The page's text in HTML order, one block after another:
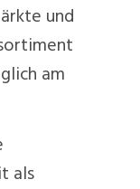
und
am
als